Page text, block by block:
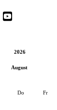
2026
August
Do Fr